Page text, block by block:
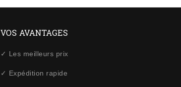
VOS AVANTAGES
✓ Les meilleurs prix
✓ Expédition rapide